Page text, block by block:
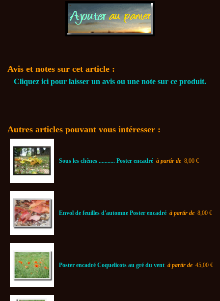
Avis et notes sur cet article :
Cliquez ici pour laisser un avis ou une note sur ce produit.
Autres articles pouvant vous intéresser :
Sous les chênes ........... Poster encadré à partir de 8,00 €
Envol de feuilles d'automne Poster encadré à partir de 8,00 €
Poster encadré Coquelicots au gré du vent à partir de 45,00 €